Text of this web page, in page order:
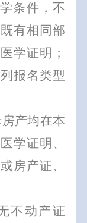
条件，不
有相同部
学证明；
报名类型
产均在本
学证明、
房产证、
不动产证